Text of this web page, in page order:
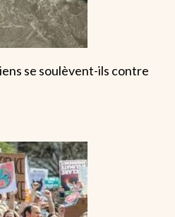
se soulèvent-ils contre